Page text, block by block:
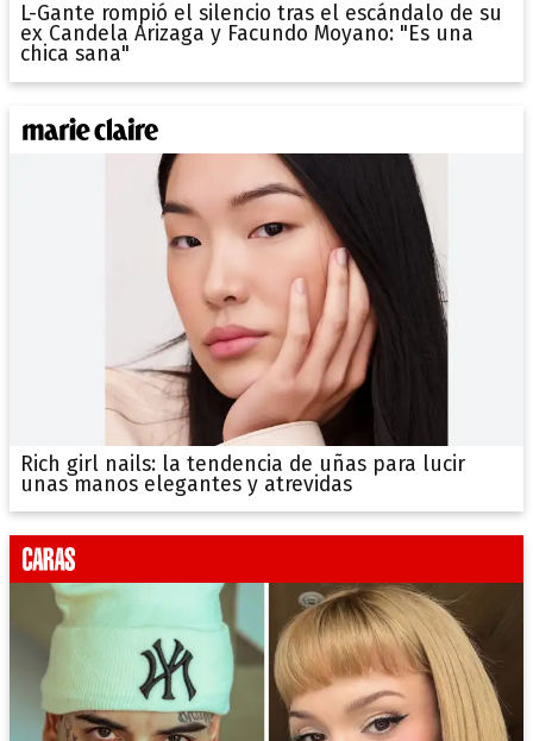
L-Gante rompió el silencio tras el escándalo de su
ex Candela Arizaga y Facundo Moyano: "Es una
chica sana"
Rich girl nails: la tendencia de uñas para lucir
unas manos elegantes y atrevidas